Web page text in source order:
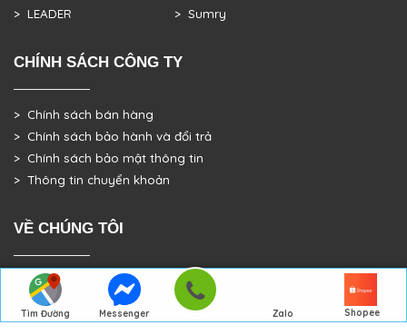
Tìm Đường
Messenger
Zalo Shopee
> LEADER
> Sumry
CHÍNH SÁCH CÔNG TY
> Chính sách bán hàng
> Chính sách bảo hành và đổi trả
> Chính sách bảo mật thông tin
> Thông tin chuyển khoản
VỀ CHÚNG TÔI
> GIỚI THIỆU
> TRANG CHỦ
> DỰ ÁN THỰC TẾ